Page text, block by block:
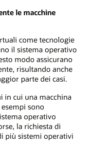
le macchine
come tecnologie
il sistema operativo
modo assicurano
risultando anche
parte dei casi.
in cui una macchina
sono
operativo
la richiesta di
più sistemi operativi